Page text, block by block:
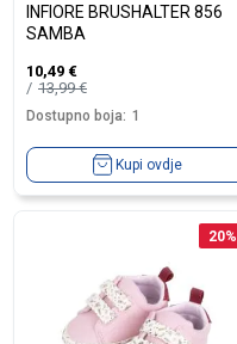
INFIORE BRUSHALTER 856
SAMBA
10,49 €
13,99€
Dostupno boja: 1
Kupi ovdje
20%